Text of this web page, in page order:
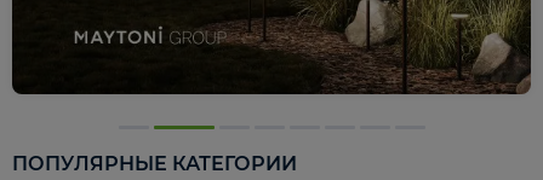
ПОПУЛЯРНЫЕ КАТЕГОРИИ